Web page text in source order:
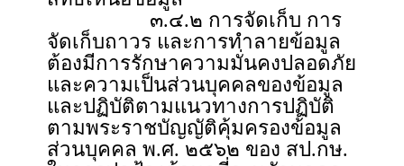
๓.๔.๒ การจัดเก็บ การ
จัดเก็บถาวร และการทำลายข้อมูล
ต้องมีการรักษาความมั่นคงปลอดภัย
และความเป็นส่วนบุคคลของข้อมูล
และปฏิบัติตามแนวทางการปฏิบัติ
ตามพระราชบัญญัติคุ้มครองข้อมูล
ส่วนบุคคล พ.ศ. ๒๕๖๒ ของ สป.กษ.